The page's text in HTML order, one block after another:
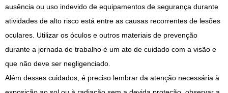
ausência ou uso indevido de equipamentos de segurança durante
atividades de alto risco está entre as causas recorrentes de lesões
oculares. Utilizar os óculos e outros materiais de prevenção
durante a jornada de trabalho é um ato de cuidado com a visão e
que não deve ser negligenciado.
Além desses cuidados, é preciso lembrar da atenção necessária à